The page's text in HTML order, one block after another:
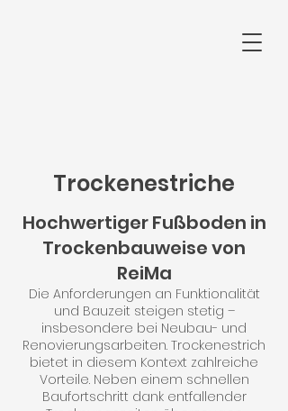
Trockenestriche
Hochwertiger Fußboden in
Trockenbauweise von
ReiMa
Die Anforderungen an Funktionalität
und Bauzeit steigen stetig –
insbesondere bei Neubau- und
Renovierungsarbeiten. Trockenestrich
bietet in diesem Kontext zahlreiche
Vorteile. Neben einem schnellen
Baufortschritt dank entfallender